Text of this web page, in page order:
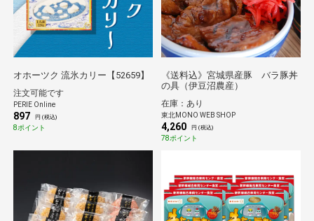
オホーツク 流氷カリー【52659】
注文可能です
PERIE Online
897 円 (税込)
8ポイント
《送料込》宮城県産豚 バラ豚丼
の具（伊豆沼農産）
在庫：あり
東北MONO WEB SHOP
4,260 円 (税込)
78ポイント